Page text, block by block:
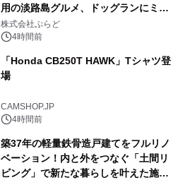
用の淡路島グルメ、ドッグランにミニ
プール グランピングとトレーラーハウ
スの2施設で
株式会社ぷらど
4時間前
「Honda CB250T HAWK」Tシャツ登
場
CAMSHOP.JP
4時間前
築37年の軽量鉄骨造戸建てをフルリノ
ベーション！内と外をつなぐ「土間リ
ビング」で新たな暮らしを叶えた施工